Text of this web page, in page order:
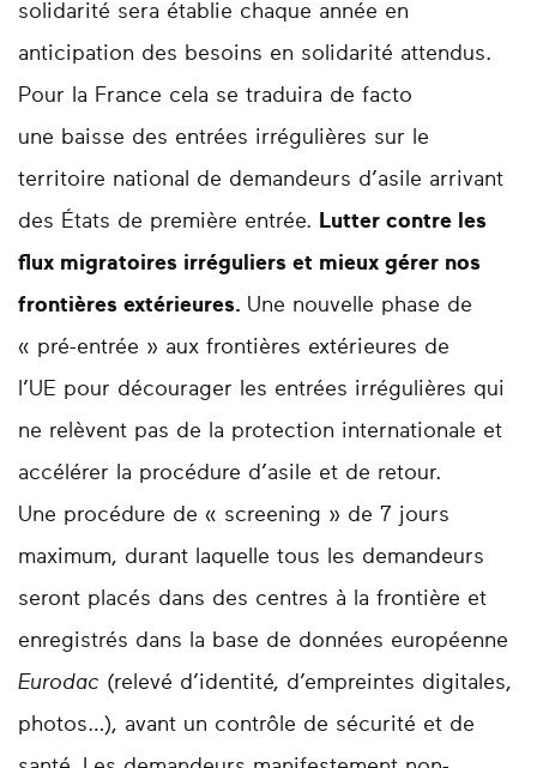
solidarité sera établie chaque année en
anticipation des besoins en solidarité attendus.
Pour la France cela se traduira de facto
une baisse des entrées irrégulières sur le
territoire national de demandeurs d’asile arrivant
des États de première entrée.
Lutter contre les
flux migratoires irréguliers et mieux gérer nos
frontières extérieures. Une nouvelle phase de
« pré-entrée » aux frontières extérieures de
l’UE pour décourager les entrées irrégulières qui
ne relèvent pas de la protection internationale et
accélérer la procédure d’asile et de retour.
Une procédure de « screening » de 7 jours
maximum, durant laquelle tous les demandeurs
seront placés dans des centres à la frontière et
enregistrés dans la base de données européenne
Eurodac (relevé d’identité, d’empreintes digitales,
photos…), avant un contrôle de sécurité et de